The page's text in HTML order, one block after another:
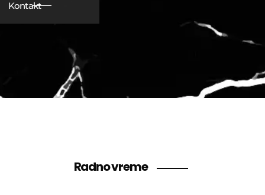
Kontakt
Radno vreme